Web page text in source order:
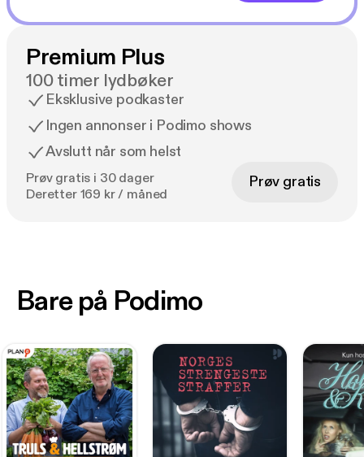
Premium Plus
100 timer lydbøker
Eksklusive podkaster
Ingen annonser i Podimo shows
Avslutt når som helst
Prøv gratis i 30 dager
Deretter 169 kr / måned
Prøv gratis
Bare på Podimo